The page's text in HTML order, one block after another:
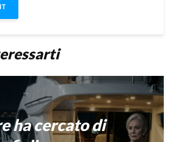
ha cercato di